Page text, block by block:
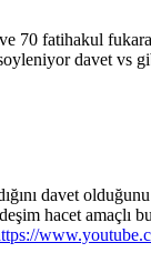
70 fatihakul
davet
davet
hacet